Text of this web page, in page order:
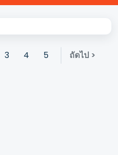
3 4 5 ถัดไป >